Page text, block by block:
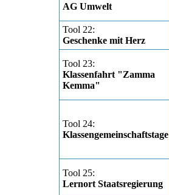
AG Umwelt
Tool 22:
Geschenke mit Herz
Tool 23:
Klassenfahrt "Zamma
Kemma"
Tool 24:
Klassengemeinschaftstage
Tool 25:
Lernort Staatsregierung